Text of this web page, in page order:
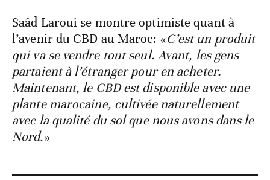
Saâd Laroui se montre optimiste quant à
l’avenir du CBD au Maroc: «C’est un produit
qui va se vendre tout seul. Avant, les gens
partaient à l’étranger pour en acheter.
Maintenant, le CBD est disponible avec une
plante marocaine, cultivée naturellement
avec la qualité du sol que nous avons dans le
Nord.»